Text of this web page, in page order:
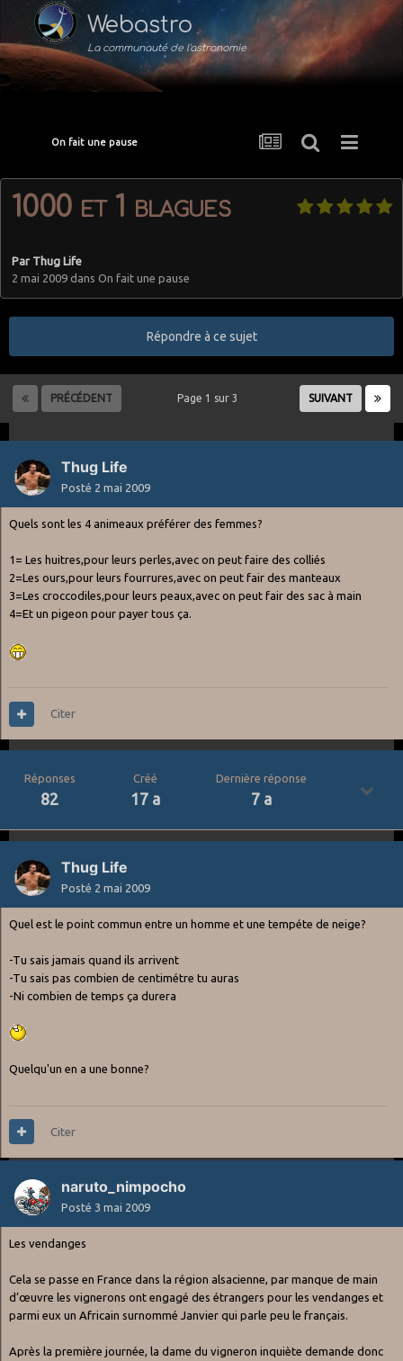
Webastro
La communauté de l'astronomie
On fait une pause
1000 et 1 blagues
Par Thug Life
2 mai 2009 dans On fait une pause
Répondre à ce sujet
PRÉCÉDENT SUIVANT
Page 1 sur 3
Thug Life
Posté 2 mai 2009
Quels sont les 4 animeaux préférer des femmes?
1= Les huitres,pour leurs perles,avec on peut faire des colliés
2=Les ours,pour leurs fourrures,avec on peut fair des manteaux
3=Les croccodiles,pour leurs peaux,avec on peut fair des sac à main
4=Et un pigeon pour payer tous ça.
Citer
Réponses
82
Créé
17 a
Dernière réponse
7 a
Thug Life
Posté 2 mai 2009
Quel est le point commun entre un homme et une tempéte de neige?
-Tu sais jamais quand ils arrivent
-Tu sais pas combien de centimétre tu auras
-Ni combien de temps ça durera
Quelqu'un en a une bonne?
Citer
naruto_nimpocho
Posté 3 mai 2009
Les vendanges
Cela se passe en France dans la région alsacienne, par manque de main
d’œuvre les vignerons ont engagé des étrangers pour les vendanges et
parmi eux un Africain surnommé Janvier qui parle peu le français.
Après la première journée, la dame du vigneron inquiète demande donc